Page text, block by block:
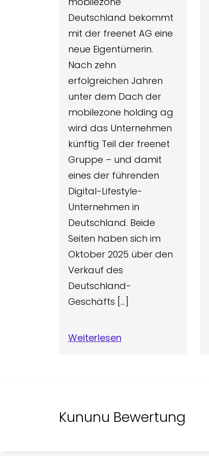
Deutschland bekommt
mit der freenet AG eine
neue Eigentümerin.
Nach zehn
erfolgreichen Jahren
unter dem Dach der
mobilezone holding ag
wird das Unternehmen
künftig Teil der freenet
Gruppe – und damit
eines der führenden
Digital-Lifestyle-
Unternehmen in
Deutschland. Beide
Seiten haben sich im
Oktober 2025 über den
Verkauf des
Deutschland-
Geschäfts […]
Weiterlesen
Kununu Bewertung